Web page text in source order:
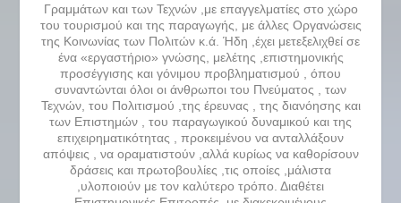
Γραμμάτων και των Τεχνών ,με επαγγελματίες στο χώρο
του τουρισμού και της παραγωγής, με άλλες Οργανώσεις
της Κοινωνίας των Πολιτών κ.ά. Ήδη ,έχει μετεξελιχθεί σε
ένα «εργαστήριο» γνώσης, μελέτης ,επιστημονικής
προσέγγισης και γόνιμου προβληματισμού , όπου
συναντώνται όλοι οι άνθρωποι του Πνεύματος , των
Τεχνών, του Πολιτισμού ,της έρευνας , της διανόησης και
των Επιστημών , του παραγωγικού δυναμικού και της
επιχειρηματικότητας , προκειμένου να ανταλλάξουν
απόψεις , να οραματιστούν ,αλλά κυρίως να καθορίσουν
δράσεις και πρωτοβουλίες ,τις οποίες ,μάλιστα
,υλοποιούν με τον καλύτερο τρόπο. Διαθέτει